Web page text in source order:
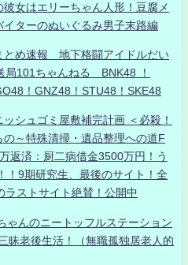
女はエリーちゃん人形！豆腐メ
ターのぬいぐるみ男子末路編
め速報 地下格闘アイドルだい
101ちゃんねる BNK48 ！
！GNZ48！STU48！SKE48
シュゴミ屋敷補完計画 ＜必殺！
～特殊清掃・遺品整理への道F
返済：厨二病借金3500万円！う
！9期研究生、最後のサイト！全
ストサイト絶賛！公開中
ゃんのニートッフルステーション
昧老後生活！（無職孤独居老人的